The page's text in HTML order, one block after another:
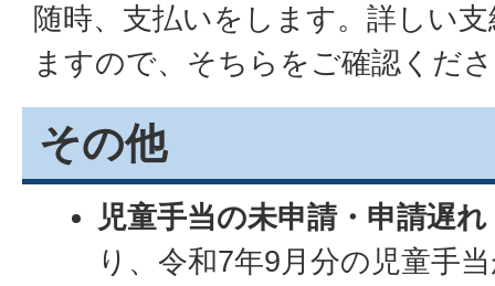
随時、支払いをします。詳しい
ますので、そちらをご確認くだ
その他
児童手当の未申請・申請遅
り、令和7年9月分の児童手